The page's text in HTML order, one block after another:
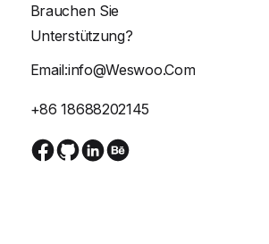
Brauchen Sie
Unterstützung?
Email:info@weswoo.com
+86 18688202145